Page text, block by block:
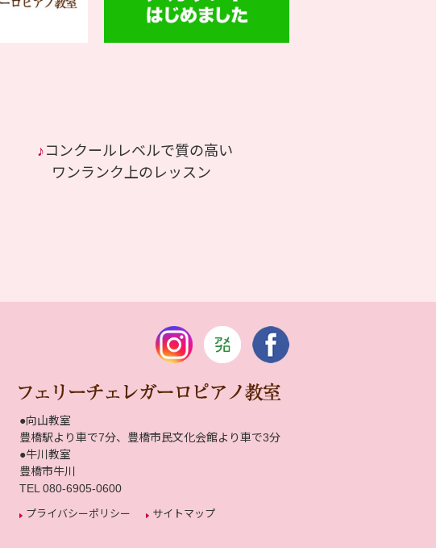
♪ コンクールレベルで質の高い
ワンランク上のレッスン
●向山教室
豊橋駅より車で7分、豊橋市民文化会館より車で3分
●牛川教室
豊橋市牛川
TEL 080-6905-0600
プライバシーポリシー サイトマップ